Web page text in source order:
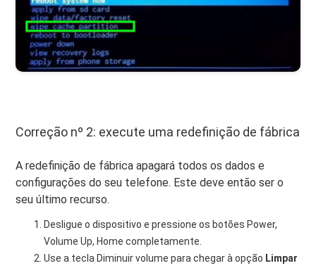
Correção nº 2: execute uma redefinição de fábrica
A redefinição de fábrica apagará todos os dados e
configurações do seu telefone. Este deve então ser o
seu último recurso.
Desligue o dispositivo e pressione os botões Power,
Volume Up, Home completamente.
Use a tecla Diminuir volume para chegar à opção Limpar